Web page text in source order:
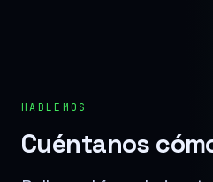
HABLEMOS
Cuéntanos